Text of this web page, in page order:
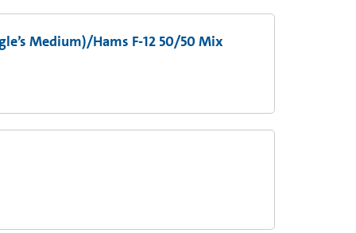
Medium)/Hams F-12 50/50 Mix